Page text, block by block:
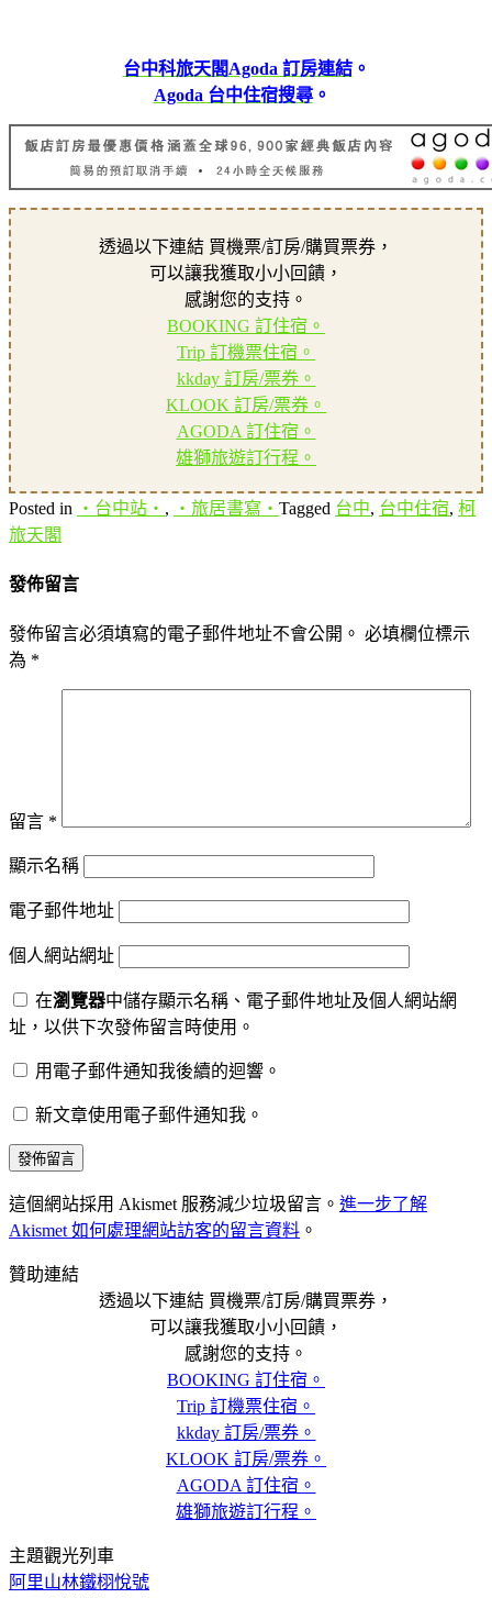
台中科旅天閣Agoda 訂房連結。
Agoda 台中住宿搜尋。
透過以下連結 買機票/訂房/購買票券，
可以讓我獲取小小回饋，
感謝您的支持。
BOOKING 訂住宿。
Trip 訂機票住宿。
kkday 訂房/票券。
KLOOK 訂房/票券。
AGODA 訂住宿。
雄獅旅遊訂行程。
Posted in ‧台中站‧ , ‧旅居書寫‧ Tagged 台中, 台中住宿, 柯
旅天閣
發佈留言
發佈留言必須填寫的電子郵件地址不會公開。 必填欄位標示
為 *
留言 *
顯示名稱
電子郵件地址
個人網站網址
在瀏覽器中儲存顯示名稱、電子郵件地址及個人網站網
址，以供下次發佈留言時使用。
用電子郵件通知我後續的迴響。
新文章使用電子郵件通知我。
這個網站採用 Akismet 服務減少垃圾留言。 進一步了解
Akismet 如何處理網站訪客的留言資料 。
贊助連結
透過以下連結 買機票/訂房/購買票券，
可以讓我獲取小小回饋，
感謝您的支持。
BOOKING 訂住宿。
Trip 訂機票住宿。
kkday 訂房/票券。
KLOOK 訂房/票券。
AGODA 訂住宿。
雄獅旅遊訂行程。
主題觀光列車
阿里山林鐵栩悅號